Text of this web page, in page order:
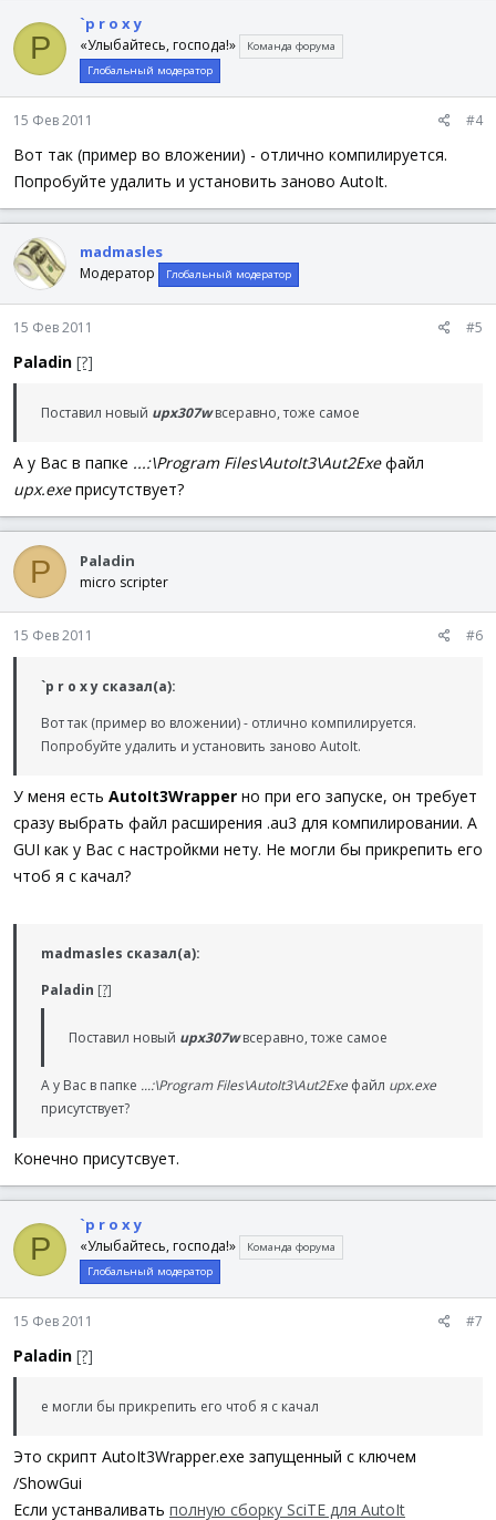
P
`p r o x y
«Улыбайтесь, господа!»
Команда форума
Глобальный модератор
15 Фев 2011 #4
Вот так (пример во вложении) - отлично компилируется.
Попробуйте удалить и установить заново AutoIt.
madmasles
Модератор Глобальный модератор
15 Фев 2011 #5
Paladin [?]
Поставил новый upx307wвсеравно, тоже самое
А у Вас в папке ...:\Program Files\AutoIt3\Aut2Exeфайл
upx.exeприсутствует?
P Paladin
micro scripter
15 Фев 2011 #6
`p r o x y сказал(а):
Вот так (пример во вложении) - отлично компилируется.
Попробуйте удалить и установить заново AutoIt.
У меня есть AutoIt3Wrapper но при его запуске, он требует
сразу выбрать файл расширения .au3 для компилировании. А
GUI как у Вас с настройкми нету. Не могли бы прикрепить его
чтоб я с качал?
madmasles сказал(а):
Paladin [?]
Поставил новый upx307wвсеравно, тоже самое
А у Вас в папке ...:\Program Files\AutoIt3\Aut2Exe файл upx.exe
присутствует?
Конечно присутсвует.
P
`p r o x y
«Улыбайтесь, господа!»
Команда форума
Глобальный модератор
15 Фев 2011 #7
Paladin [?]
е могли бы прикрепить его чтоб я с качал
Это скрипт AutoIt3Wrapper.exe запущенный с ключем
/ShowGui
Если устанваливать полную сборку SciTE для AutoIt